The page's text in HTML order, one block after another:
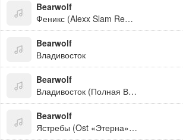
Bearwolf
Феникс (Alexx Slam Remix)
Bearwolf
Владивосток
Bearwolf
Владивосток (Полная Версия)
Bearwolf
Ястребы (Ost «Этерна») (1)